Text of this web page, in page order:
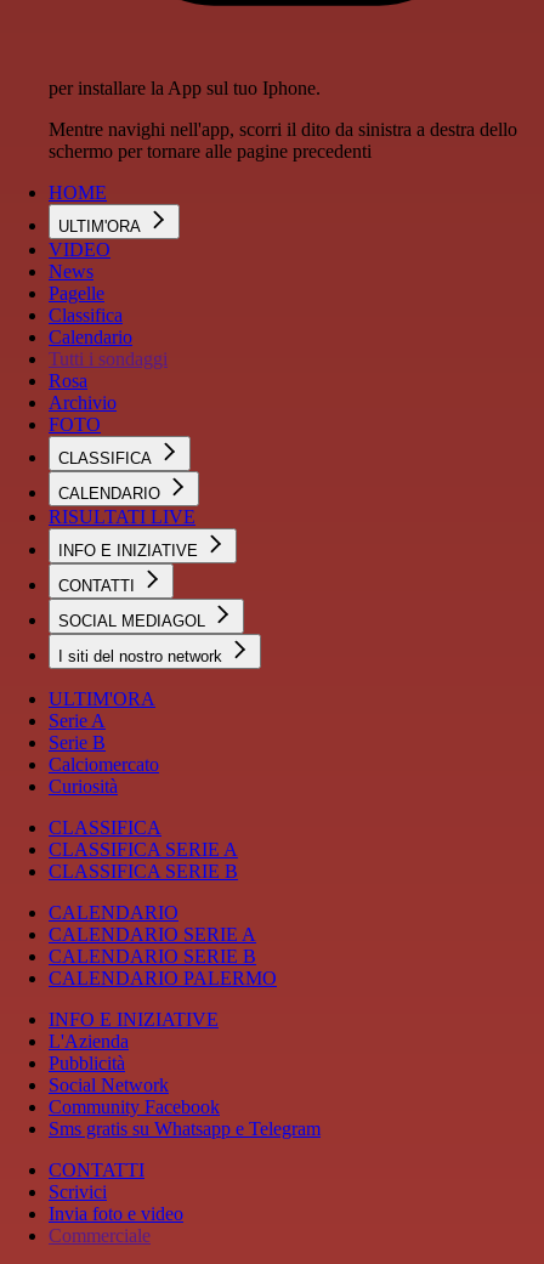
per installare la App sul tuo Iphone.
Mentre navighi nell'app, scorri il dito da sinistra a destra dello
schermo per tornare alle pagine precedenti
HOME
ULTIM'ORA
VIDEO
News
Pagelle
Classifica
Calendario
Tutti i sondaggi
Rosa
Archivio
FOTO
CLASSIFICA
CALENDARIO
RISULTATI LIVE
INFO E INIZIATIVE
CONTATTI
SOCIAL MEDIAGOL
I siti del nostro network
ULTIM'ORA
Serie A
Serie B
Calciomercato
Curiosità
CLASSIFICA
CLASSIFICA SERIE A
CLASSIFICA SERIE B
CALENDARIO
CALENDARIO SERIE A
CALENDARIO SERIE B
CALENDARIO PALERMO
INFO E INIZIATIVE
L'Azienda
Pubblicità
Social Network
Community Facebook
Sms gratis su Whatsapp e Telegram
CONTATTI
Scrivici
Invia foto e video
Commerciale